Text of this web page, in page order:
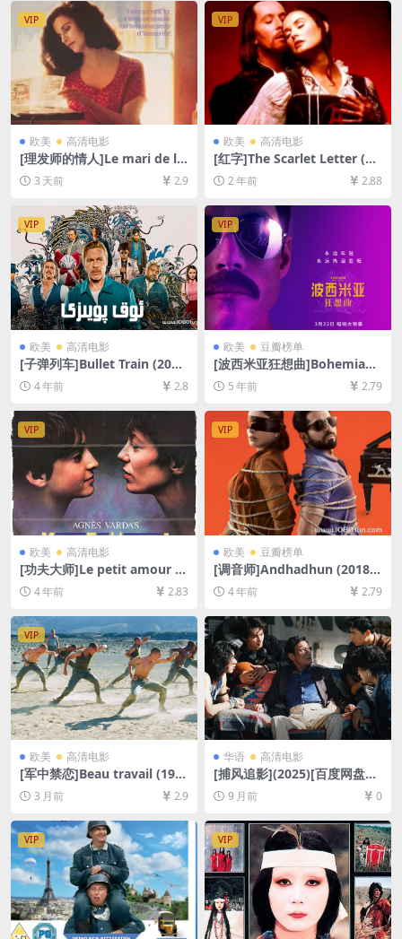
幕]
韩版硬字]
VIP
欧美 高清电影
[理发师的情人]Le mari de la
coiffeuse (1990)[百度网盘
+夸克网盘1080P超清未删减
资源][网盘在线播放/下载][MP
4/5.6GB][中文字幕]
3 天前 2.9
VIP
欧美 高清电影
[红字]The Scarlet Letter (19
95)[百度网盘+夸克网盘1080P
超清未删减资源][网盘在线播
放/下载][MP4/8.8GB][中文字
幕]
2 年前 2.88
VIP
欧美 高清电影
[子弹列车]Bullet Train (202
2)[百度网盘+迅雷云盘资源10
80P超清未删减][MP4/8GB]
[中文字幕]
4 年前 2.8
VIP
欧美 豆瓣榜单
[波西米亚狂想曲]Bohemian
Rhapsody (2018)[百度网盘
+夸克网盘+迅雷云盘资源1080
P超清未删减][MP4/8.9GB][中
英字幕]
5 年前 2.79
VIP
欧美 高清电影
[功夫大师]Le petit amour (1
988)[百度网盘+迅雷云盘资源
1080P超清未删减][MP4/5G
4 年前 2.83
VIP
欧美 豆瓣榜单
[调音师]Andhadhun (2018)
[百度网盘+迅雷云盘资源1080
P超清未删减][MP4/8.8GB][中
4 年前 2.79
VIP
欧美 高清电影
[军中禁恋]Beau travail (199
9)[百度网盘+夸克网盘1080P
超清未删减资源][网盘在线播
放/下载][MP4/6GB][中文字
幕]
3 月前 2.9
华语 高清电影
[捕风追影](2025)[百度网盘
+夸克网盘1080P超清未删减
资源][网盘在线播放/下载][MP
4/8.5GB][中文字幕]
9 月前 0
VIP VIP